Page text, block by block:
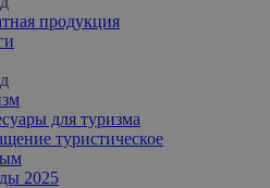
продукция
для туризма
туристическое
2025